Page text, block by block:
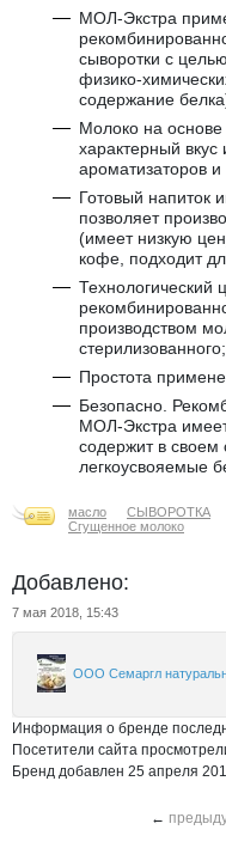
МОЛ-Экстра
сыворотки с
физико-
содержание
Молоко на
характерный
ароматизаторов и
Готовый напиток
позволяет
(имеет низкую
кофе, подходит
Технологический
производством
стерилизованного;
Простота
Безопасно.
МОЛ-Экстра имеет
содержит в своем
легкоусвояемые
масло СЫВОРОТКА
Сгущенное молоко
Добавлено:
7 мая 2018, 15:43
ООО Семаргл
Информация о бренде
Посетители сайта
Бренд добавлен 25 апреля
←